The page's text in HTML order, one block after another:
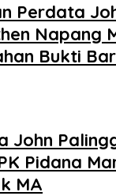
Perdata
Napang
Bukti
John
Pidana
MA